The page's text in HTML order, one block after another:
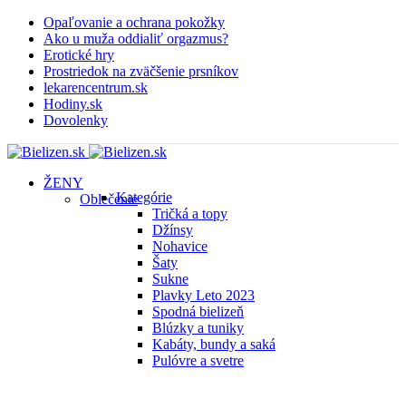
Opaľovanie a ochrana pokožky
Ako u muža oddialiť orgazmus?
Erotické hry
Prostriedok na zväčšenie prsníkov
lekarencentrum.sk
Hodiny.sk
Dovolenky
ŽENY
OblečenieKategórie
Tričká a topy
Džínsy
Nohavice
Šaty
Sukne
Plavky Leto 2023
Spodná bielizeň
Blúzky a tuniky
Kabáty, bundy a saká
Pulóvre a svetre